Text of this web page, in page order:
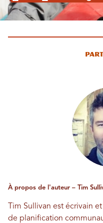
À propos de l'auteur – Tim
Tim Sullivan est écrivain
de planification